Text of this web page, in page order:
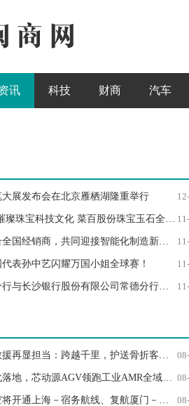
讯 科技 财商 汽车
展发布会在北京雁栖湖隆重举行
技文化 菜百股份珠宝玉石全套系列丛书发布会成功举办
国经销商，共同迎接智能化制造新时代
表孙中艺闪耀万国小姐全球赛！
银行股份有限公司常德分行签署全面合作框架协议
显担当：跨越千里，护送骨折客户平安返乡
，芯动源AGV领跑工业AMR全域智能化浪潮
通上海－宿务航线、复航厦门－马尼拉航线